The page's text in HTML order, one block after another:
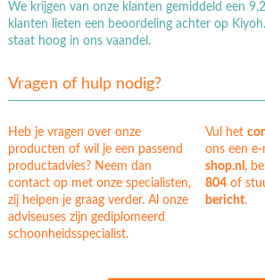
We krijgen van onze klanten gemiddeld een
klanten lieten een beoordeling achter op
staat hoog in ons vaandel.
Vragen of hulp nodig?
Heb je vragen over onze
producten of wil je een passend
productadvies? Neem dan
contact op met onze specialisten,
zij helpen je graag verder. Al onze
adviseuses zijn gediplomeerd
schoonheidsspecialist.
Vul het
ons een
shop.nl,
804 of
bericht.